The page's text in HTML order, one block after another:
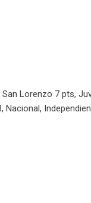
Lorenzo 7 pts,